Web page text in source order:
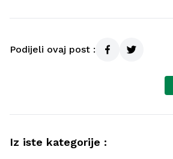
Podijeli ovaj post :
Iz iste kategorije :